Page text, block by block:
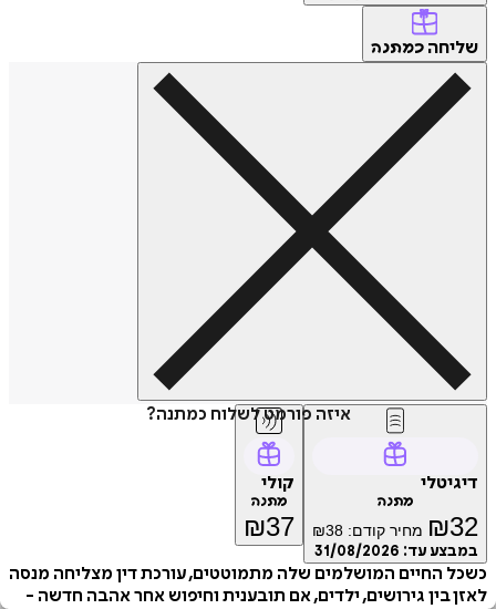
שליחה כמתנה
איזה פורמט לשלוח כמתנה?
דיגיטלי
מתנה
₪32 מחיר קודם: ₪38
במבצע עד: 31/08/2026
קולי
מתנה
₪37
כשכל החיים המושלמים שלה מתמוטטים, עורכת דין מצליחה מנסה
לאזן בין גירושים, ילדים, אם תובענית וחיפוש אחר אהבה חדשה -